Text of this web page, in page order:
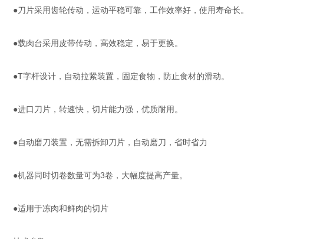
●刀片采用齿轮传动，运动平稳可靠，工作效率好，使用寿命长。
●载肉台采用皮带传动，高效稳定，易于更换。
●T字杆设计，自动拉紧装置，固定食物，防止食材的滑动。
●进口刀片，转速快，切片能力强，优质耐用。
●自动磨刀装置，无需拆卸刀片，自动磨刀，省时省力
●机器同时切卷数量可为3卷，大幅度提高产量。
●适用于冻肉和鲜肉的切片